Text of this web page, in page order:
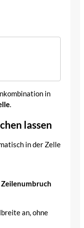
in
.
lassen
in der Zelle
an, ohne